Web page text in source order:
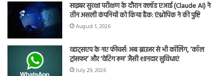
साइबर सुरक्षा परीक्षण के दौरान क्लॉड एआई (Claude AI) ने
तीन असली कंपनियों को किया हैक: एंथ्रोपिक ने की पुष्टि
August 1, 2026
व्हाट्सएप के नए फीचर्स: अब ब्राउजर से भी कॉलिंग, ‘कॉल
ट्रांसफर’ और ‘वेटिंग रूम’ जैसी शानदार सुविधाएं
July 29, 2026